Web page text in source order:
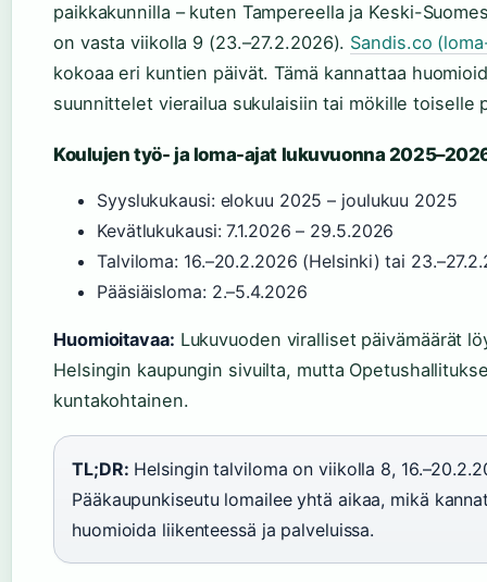
paikkakunnilla – kuten Tampereella ja Keski-
on vasta viikolla 9 (23.–27.2.2026). Sandis.co
kokoaa eri kuntien päivät. Tämä kannattaa
suunnittelet vierailua sukulaisiin tai mökille toiselle
Koulujen työ- ja loma-ajat lukuvuonna
Syyslukukausi: elokuu 2025 – joulukuu 2025
Kevätlukukausi: 7.1.2026 – 29.5.2026
Talviloma: 16.–20.2.2026 (Helsinki) tai
Pääsiäisloma: 2.–5.4.2026
Huomioitavaa: Lukuvuoden viralliset päivämäärät
Helsingin kaupungin sivuilta, mutta
kuntakohtainen.
TL;DR: Helsingin talviloma on viikolla 8,
Pääkaupunkiseutu lomailee yhtä aikaa, mikä
huomioida liikenteessä ja palveluissa.